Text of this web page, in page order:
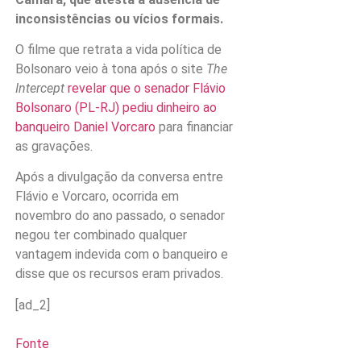
inconsistências ou vícios formais.
O filme que retrata a vida política de
Bolsonaro veio à tona após o site The
Intercept revelar que o senador Flávio
Bolsonaro (PL-RJ) pediu dinheiro ao
banqueiro Daniel Vorcaro para financiar
as gravações.
Após a divulgação da conversa entre
Flávio e Vorcaro, ocorrida em
novembro do ano passado, o senador
negou ter combinado qualquer
vantagem indevida com o banqueiro e
disse que os recursos eram privados.
[ad_2]
Fonte